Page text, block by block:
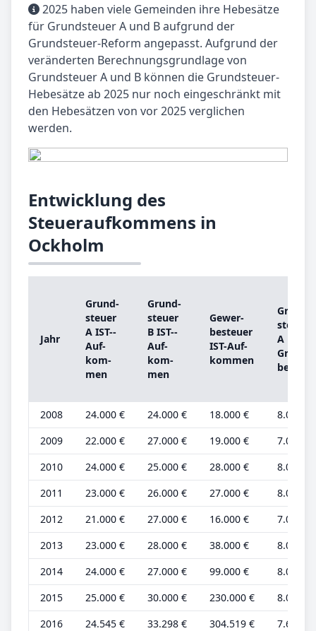
2025 haben viele Gemeinden ihre Hebesätze
für Grundsteuer A und B aufgrund der
Grundsteuer-Reform angepasst. Aufgrund der
veränderten Berechnungsgrundlage von
Grundsteuer A und B können die Grundsteuer-
Hebesätze ab 2025 nur noch eingeschränkt mit
den Hebesätzen von vor 2025 verglichen
werden.
Entwicklung des
Steueraufkommens in
Ockholm
Jahr
Grund­
steu­er
A IST-­
Auf­
kom­
men
Grund­
steu­er
B IST-­
Auf­
kom­
men
Ge­wer­
be­steu­er
IST-­Auf­
kom­men
Grund­
steu­er
A
Grund­
be­trag
2008 24.000 € 24.000 € 18.000 €
8.000 €
2009
22.000 € 27.000 € 19.000 €
7.000 €
2010
24.000 € 25.000 € 28.000 €
8.000 €
2011
23.000 € 26.000 € 27.000 €
8.000 €
2012
21.000 € 27.000 € 16.000 €
7.000 €
2013
23.000 € 28.000 € 38.000 €
8.000 €
2014
24.000 € 27.000 € 99.000 €
8.000 €
2015
25.000 € 30.000 € 230.000 €
8.000 €
2016
24.545 € 33.298 € 304.519 €
7.670 €